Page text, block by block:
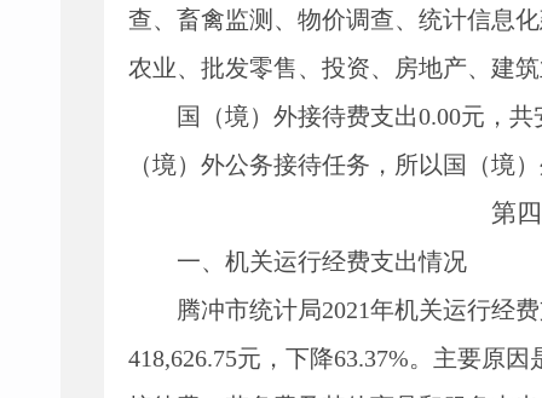
查、畜禽监测、物价调查、统计信息
农业、批发零售、投资、房地产、建
国（境）外接待费支出0.00元，共
（境）外公务接待任务，所以国（境
第
一、机关运行经费支出情况
腾冲市统计局2021年机关运行经
418,626.75元，下降63.37%。主要原因